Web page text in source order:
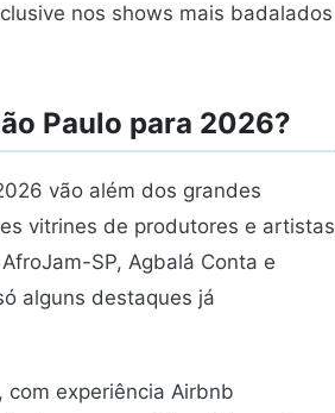
nos shows mais badalados
Paulo para 2026?
vão além dos grandes
vitrines de produtores e artistas
SP, Agbalá Conta e
alguns destaques já
com experiência Airbnb